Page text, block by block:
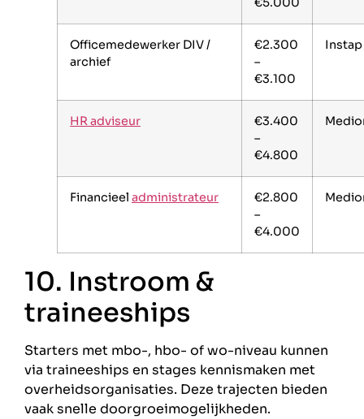
Officemedewerker DIV /
archief
€2.300
–
€3.100
Instap
HR adviseur
€3.400
–
€4.800
Financieel administrateur
€2.800
–
€4.000
10. Instroom &
traineeships
Starters met mbo-, hbo- of wo-niveau kunnen
via traineeships en stages kennismaken met
overheidsorganisaties. Deze trajecten bieden
vaak snelle doorgroeimogelijkheden.